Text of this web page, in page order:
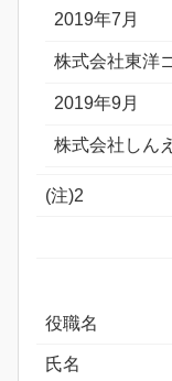
2019年7月
株式会社東洋
2019年9月
株式会社しん
(注)2
役職名
氏名